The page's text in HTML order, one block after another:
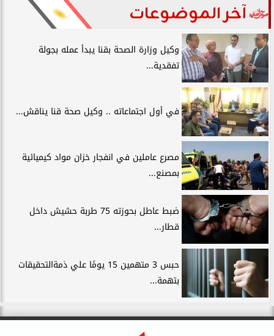
آخر الموضوعات
وكيل وزارة الصحة بقنا يبدأ عمله بجولة
تفقدية...
في أول اجتماعاته .. وكيل صحة قنا يناقش...
مصرع عاملين في انفجار خزان مواد كيميائية
بمصنع...
ضبط عاطل بحوزته 75 طربة حشيش داخل
قطار...
حبس 3 متهمين 15 يومًا علي ذمةالتحقيقات
بتهمة...